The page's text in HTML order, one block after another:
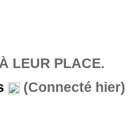
LEUR PLACE.
(Connecté hier)